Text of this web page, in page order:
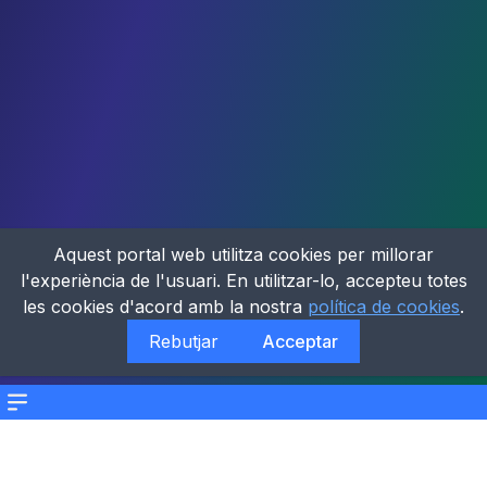
Menu
Aquest portal web utilitza cookies per millorar
l'experiència de l'usuari. En utilitzar-lo, accepteu totes
les cookies d'acord amb la nostra política de cookies.
Rebutjar
Acceptar